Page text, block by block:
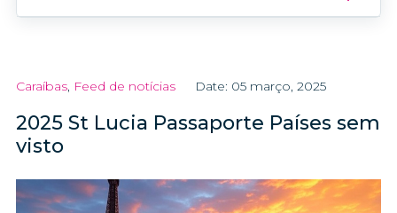
Caraíbas, Feed de notícias Date: 05 março, 2025
2025 St Lucia Passaporte Países sem
visto